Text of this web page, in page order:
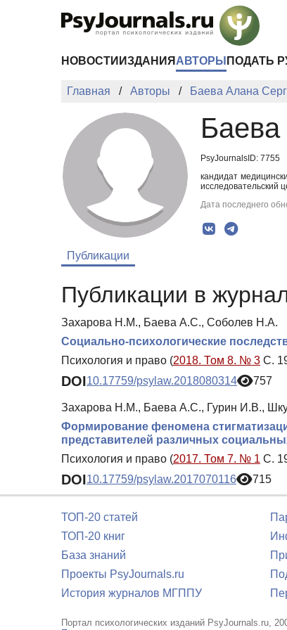
НОВОСТИ ИЗДАНИЯ АВТОРЫ ПОДАТЬ
Главная Авторы Баева Алана
PsyJournalsID: 7755
кандидат
исследовательский
Дата последнего
Публикации
Публикации в
Захарова Н.М., Баева А.С., Соболев Н.А.
Социально-психологические
Психология и право (2018. Том 8. № 3 С.
DOI10.17759/psylaw.2018080314 757
Захарова Н.М., Баева А.С., Гурин И.В.,
Формирование феномена
представителей различных
Психология и право (2017. Том 7. № 1 С.
DOI10.17759/psylaw.2017070116 715
ТОП-20 статей
ТОП-20 книг
База знаний
Проекты PsyJournals.ru
История журналов МГППУ
Портал психологических изданий PsyJournals.ru,